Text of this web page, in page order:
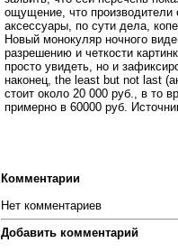
ощущение, что производители
аксессуары, по сути дела,
Новый монокуляр ночного
разрешению и четкости
просто увидеть, но и
наконец, the least but not last
стоит около 20 000 руб., в то
примерно в 60000 руб.
Комментарии
Нет комментариев
Добавить комментарий